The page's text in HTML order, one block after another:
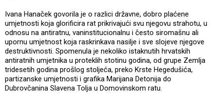
Ivana Hanaček govorila je o razlici državne, dobro plaćene
umjetnosti koja glorificira rat prikrivajući svu njegovu strahotu, u
odnosu na antiratnu, vaninstitucionalnu i često siromašnu ali
upornu umjetnost koja raskrinkava nasilje i sve slojeve njegove
destruktivnosti. Spomenula je nekoliko istaknutih hrvatskih
antiratnih umjetnika u proteklih stotinu godina, od grupe Zemlja
tridesetih godina prošlog stoljeća, preko Krste Hegedušića,
partizanske umjetnosti i grafika Marijana Detonija do
Dubrovčanina Slavena Tolja u Domovinskom ratu.